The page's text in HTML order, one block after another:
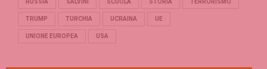
TRUMP TURCHIA UCRAINA UE
UNIONE EUROPEA USA